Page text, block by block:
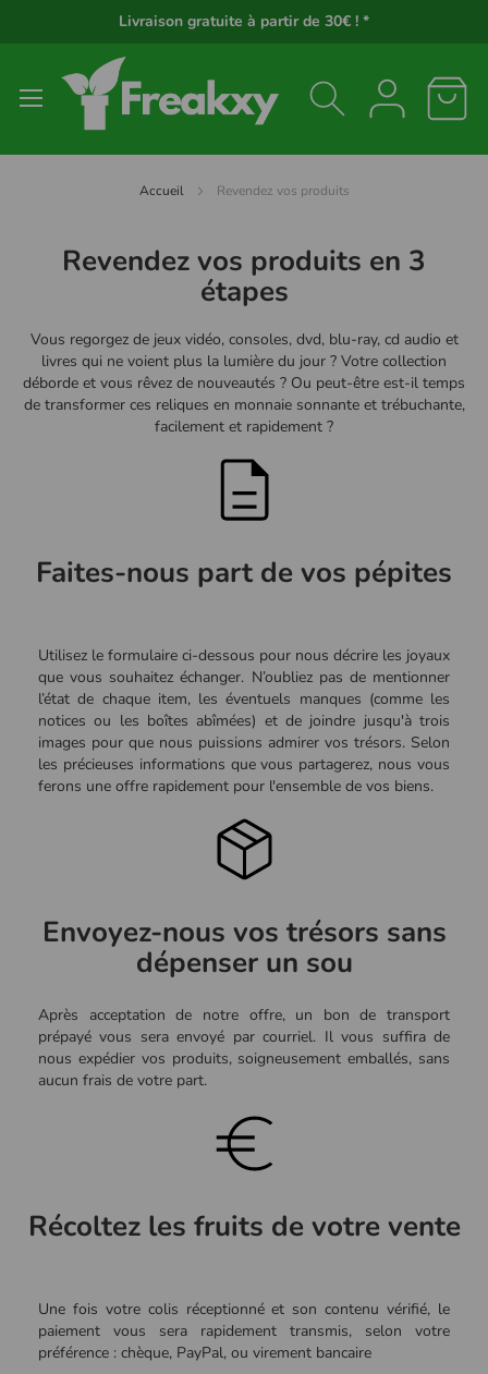
Livraison gratuite à partir de 30€ ! *
Accueil Revendez vos produits
Revendez vos produits en 3
étapes
Vous regorgez de jeux vidéo, consoles, dvd, blu-ray, cd audio et
livres qui ne voient plus la lumière du jour ? Votre collection
déborde et vous rêvez de nouveautés ? Ou peut-être est-il temps
de transformer ces reliques en monnaie sonnante et trébuchante,
facilement et rapidement ?
Faites-nous part de vos pépites
Utilisez le formulaire ci-dessous pour nous décrire les joyaux
que vous souhaitez échanger. N’oubliez pas de mentionner
l’état de chaque item, les éventuels manques (comme les
notices ou les boîtes abîmées) et de joindre jusqu'à trois
images pour que nous puissions admirer vos trésors. Selon
les précieuses informations que vous partagerez, nous vous
ferons une offre rapidement pour l'ensemble de vos biens.
Envoyez-nous vos trésors sans
dépenser un sou
Après acceptation de notre offre, un bon de transport
prépayé vous sera envoyé par courriel. Il vous suffira de
nous expédier vos produits, soigneusement emballés, sans
aucun frais de votre part.
Récoltez les fruits de votre vente
Une fois votre colis réceptionné et son contenu vérifié, le
paiement vous sera rapidement transmis, selon votre
préférence : chèque, PayPal, ou virement bancaire
Panneau de gestion des cookies